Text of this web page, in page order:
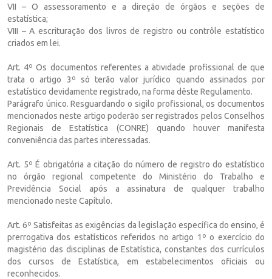
VII – O assessoramento e a direção de órgãos e seções de
estatística;
VIII – A escrituração dos livros de registro ou contrôle estatístico
criados em lei.
Art. 4º Os documentos referentes a atividade profissional de que
trata o artigo 3º só terão valor jurídico quando assinados por
estatístico devidamente registrado, na forma dêste Regulamento.
Parágrafo único. Resguardando o sigilo profissional, os documentos
mencionados neste artigo poderão ser registrados pelos Conselhos
Regionais de Estatística (CONRE) quando houver manifesta
conveniência das partes interessadas.
Art. 5º É obrigatória a citação do número de registro do estatístico
no órgão regional competente do Ministério do Trabalho e
Previdência Social após a assinatura de qualquer trabalho
mencionado neste Capítulo.
Art. 6º Satisfeitas as exigências da legislação específica do ensino, é
prerrogativa dos estatísticos referidos no artigo 1º o exercício do
magistério das disciplinas de Estatística, constantes dos currículos
dos cursos de Estatística, em estabelecimentos oficiais ou
reconhecidos.